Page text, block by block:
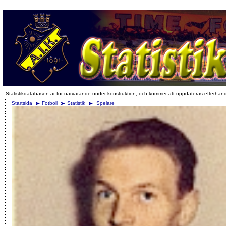
Statistikdatabasen är för närvarande under konstruktion, och kommer att uppdateras
Startsida
Fotboll Statistik Spelare